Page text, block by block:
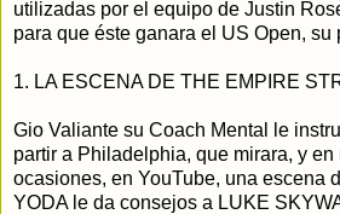
utilizadas por el equipo de Justin
para que éste ganara el US Open, su
1. LA ESCENA DE THE EMPIRE
Gio Valiante su Coach Mental le
partir a Philadelphia, que mirara, y en
ocasiones, en YouTube, una escena
YODA le da consejos a LUKE